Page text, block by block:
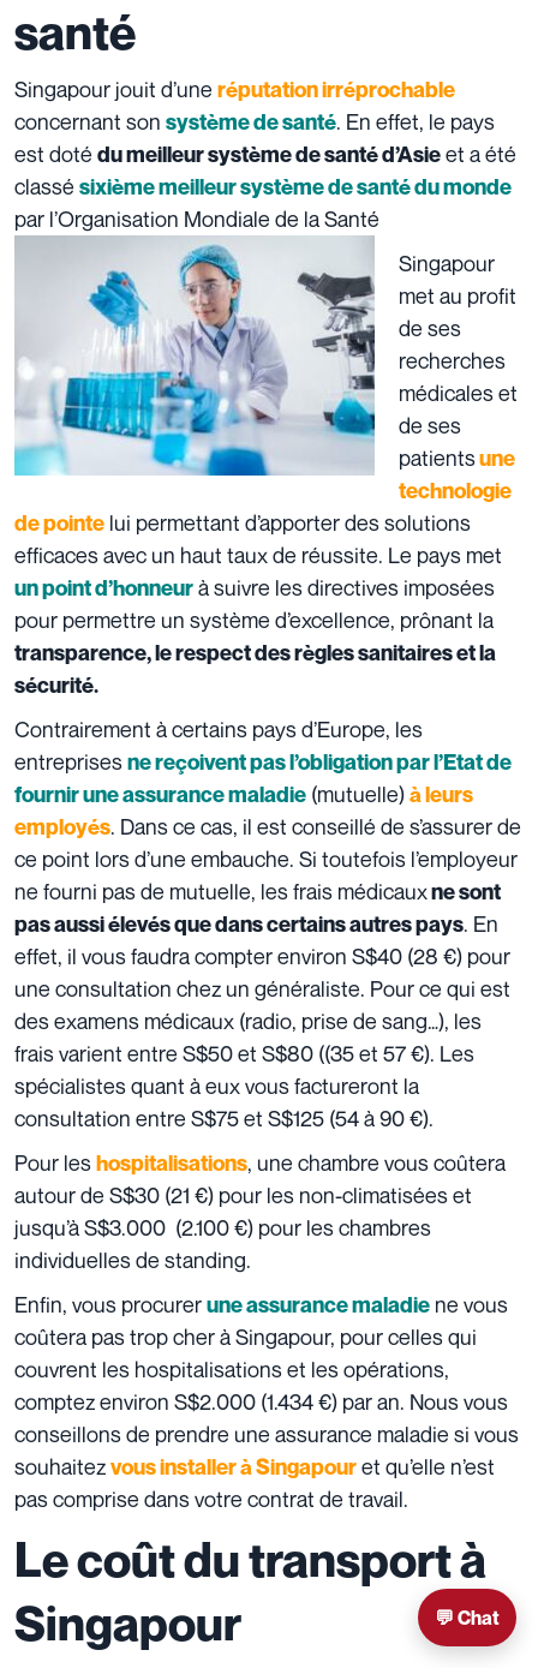
santé
Singapour jouit d’une réputation irréprochable
concernant son système de santé. En effet, le pays
est doté du meilleur système de santé d’Asieet a été
classé sixième meilleur système de santé du monde
par l’Organisation Mondiale de la Santé
Singapour
met au profit
de ses
recherches
médicales et
de ses
patientsune
technologie
de pointe lui permettant d’apporter des solutions
efficaces avec un haut taux de réussite. Le pays met
un point d’honneurà suivre les directives imposées
pour permettre un système d’excellence, prônant la
transparence, le respect des règles sanitaires et la
sécurité.
Contrairement à certains pays d’Europe, les
entreprisesne reçoivent pas l’obligation par l’Etat de
fournir une assurance maladie (mutuelle)à leurs
employés. Dans ce cas, il est conseillé de s’assurer de
ce point lors d’une embauche. Si toutefois l’employeur
ne fourni pas de mutuelle, les frais médicauxne sont
pas aussi élevés que dans certains autres pays. En
effet, il vous faudra compter environ S$40 (28 €) pour
une consultation chez un généraliste. Pour ce qui est
des examens médicaux (radio, prise de sang…), les
frais varient entre S$50 et S$80 ((35 et 57 €). Les
spécialistes quant à eux vous factureront la
consultation entre S$75 et S$125 (54 à 90 €).
Pour leshospitalisations, une chambre vous coûtera
autour de S$30 (21 €) pour les non-climatisées et
jusqu’à S$3.000 (2.100 €) pour les chambres
individuelles de standing.
Enfin, vous procurerune assurance maladie ne vous
coûtera pas trop cher à Singapour, pour celles qui
couvrent les hospitalisations et les opérations,
comptez environ S$2.000 (1.434 €) par an. Nous vous
conseillons de prendre une assurance maladie si vous
souhaitezvous installer à Singapouret qu’elle n’est
pas comprise dans votre contrat de travail.
Le coût du transport à
Singapour
💬 Chat